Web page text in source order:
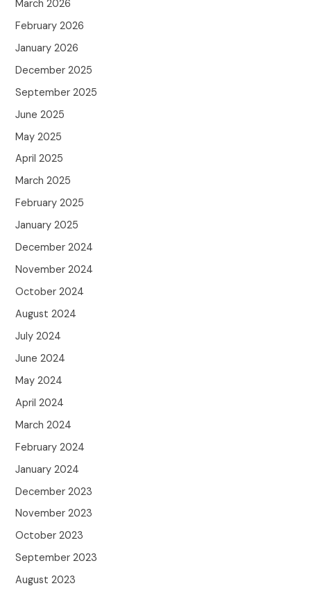
March 2026
February 2026
January 2026
December 2025
September 2025
June 2025
May 2025
April 2025
March 2025
February 2025
January 2025
December 2024
November 2024
October 2024
August 2024
July 2024
June 2024
May 2024
April 2024
March 2024
February 2024
January 2024
December 2023
November 2023
October 2023
September 2023
August 2023